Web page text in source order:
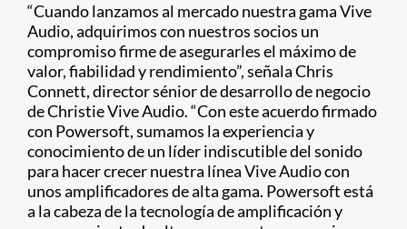
“Cuando lanzamos al mercado nuestra gama Vive
Audio, adquirimos con nuestros socios un
compromiso firme de asegurarles el máximo de
valor, fiabilidad y rendimiento”, señala Chris
Connett, director sénior de desarrollo de negocio
de Christie Vive Audio. “Con este acuerdo firmado
con Powersoft, sumamos la experiencia y
conocimiento de un líder indiscutible del sonido
para hacer crecer nuestra línea Vive Audio con
unos amplificadores de alta gama. Powersoft está
a la cabeza de la tecnología de amplificación y